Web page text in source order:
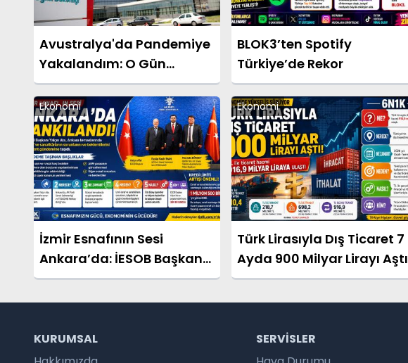
Avustralya'da Pandemiye
Yakalandım: O Gün
Türkiye'nin Sağlık
Sisteminin Değerini Çok
Daha İyi Anladım
BLOK3’ten Spotify
Türkiye’de Rekor
Ekonomi
İzmir Esnafının Sesi
Ankara’da: İESOB Başkanı
Ata Esnafın Taleplerini
Ekonomi
Türk Lirasıyla Dış Ticaret 7
Ayda 900 Milyar Lirayı Aştı
KURUMSAL
SERVISLER